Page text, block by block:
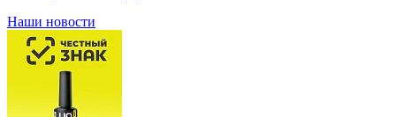
Наши новости